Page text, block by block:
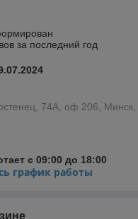
за последний год
74А, оф 206, Минск,
с 09:00 до 18:00
график работы